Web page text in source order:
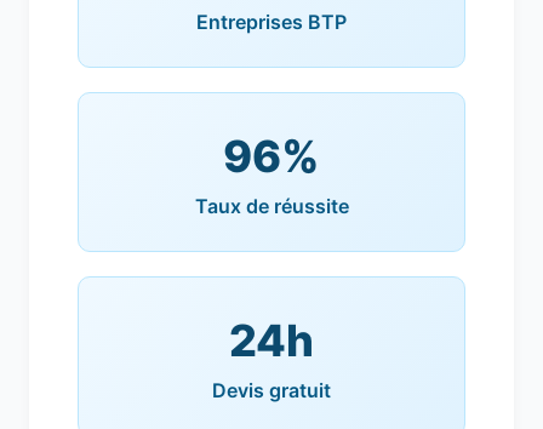
Entreprises BTP
96%
Taux de réussite
24h
Devis gratuit